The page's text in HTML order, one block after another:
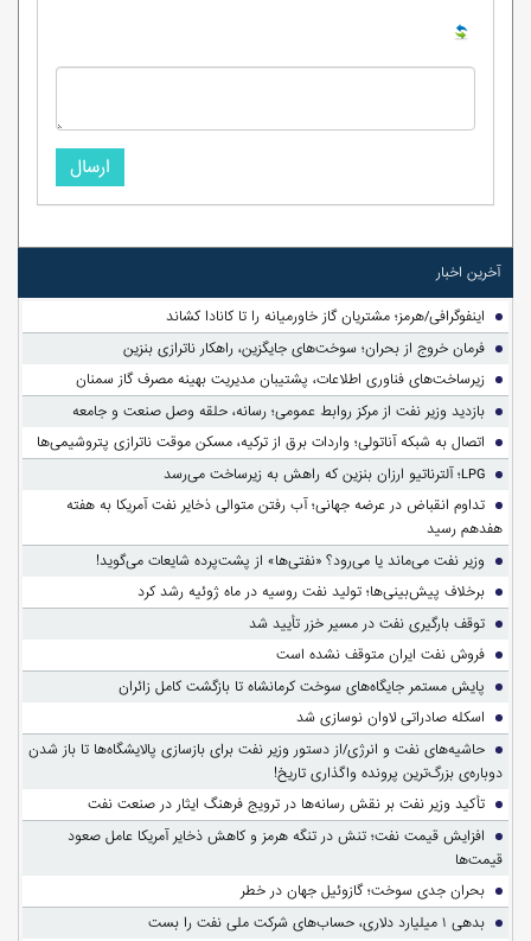
ارسال
آخرین اخبار
اینفوگرافی/هرمز؛ مشتریان گاز خاورمیانه را تا کانادا کشاند
فرمان خروج از بحران؛ سوخت‌های جایگزین، راهکار ناترازی بنزین
زیرساخت‌های فناوری اطلاعات، پشتیبان مدیریت بهینه مصرف گاز سمنان
بازدید وزیر نفت از مرکز روابط عمومی؛ رسانه، حلقه وصل صنعت و جامعه
اتصال به شبکه آناتولی؛ واردات برق از ترکیه، مسکن موقت ناترازی پتروشیمی‌ها
LPG؛ آلترناتیو ارزان بنزین که راهش به زیرساخت می‌رسد
تداوم انقباض در عرضه جهانی؛ آب رفتن متوالی ذخایر نفت آمریکا به هفته
هفدهم رسید
وزیر نفت می‌ماند یا می‌رود؟ «نفتی‌ها» از پشت‌پرده شایعات می‌گوید!
برخلاف پیش‌بینی‌ها؛ تولید نفت روسیه در ماه ژوئیه رشد کرد
توقف بارگیری نفت در مسیر خزر تأیید شد
فروش نفت ایران متوقف نشده است
پایش مستمر جایگاه‌های سوخت کرمانشاه تا بازگشت کامل زائران
اسکله صادراتی لاوان نوسازی شد
حاشیه‌های نفت و انرژی/از دستور وزیر نفت برای بازسازی پالایشگاه‌ها تا باز شدن
دوباره‌ی بزرگ‌ترین پرونده واگذاری تاریخ!
تأکید وزیر نفت بر نقش رسانه‌ها در ترویج فرهنگ ایثار در صنعت نفت
افزایش قیمت نفت؛ تنش در تنگه هرمز و کاهش ذخایر آمریکا عامل صعود
قیمت‌ها
بحران جدی سوخت؛ گازوئیل جهان در خطر
بدهی ۱ میلیارد دلاری، حساب‌های شرکت ملی نفت را بست